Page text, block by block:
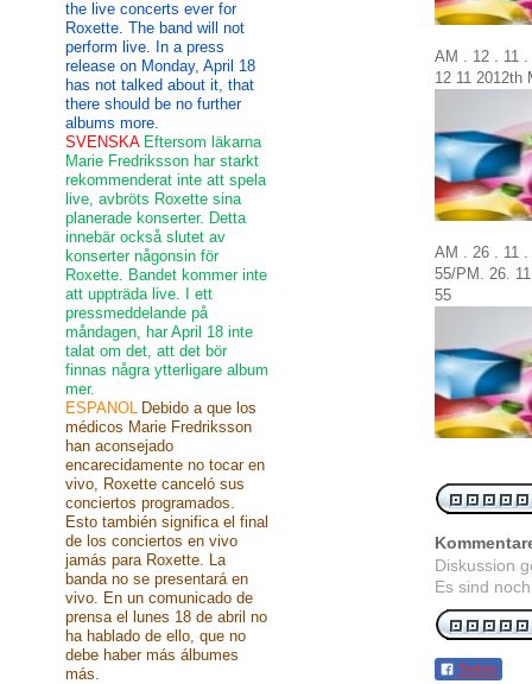
AM . 12 . 11 .
12 11 2012th
AM . 26 . 11
55/PM. 26. 11
Diskussion
Es sind
Teilen
the live concerts ever for
Roxette. The band will not
perform live. In a press
release on Monday, April 18
has not talked about it, that
there should be no further
albums more.
SVENSKA Eftersom läkarna
Marie Fredriksson har starkt
rekommenderat inte att spela
live, avbröts Roxette sina
planerade konserter. Detta
innebär också slutet av
konserter någonsin för
Roxette. Bandet kommer inte
att uppträda live. I ett
pressmeddelande på
måndagen, har April 18 inte
talat om det, att det bör
finnas några ytterligare album
mer.
ESPANOL Debido a que los
médicos Marie Fredriksson
han aconsejado
encarecidamente no tocar en
vivo, Roxette canceló sus
conciertos programados.
Esto también significa el final
de los conciertos en vivo
jamás para Roxette. La
banda no se presentará en
vivo. En un comunicado de
prensa el lunes 18 de abril no
ha hablado de ello, que no
debe haber más álbumes
más.